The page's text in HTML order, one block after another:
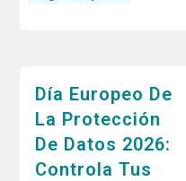
Día Europeo De
La Protección
De Datos 2026:
Controla Tus